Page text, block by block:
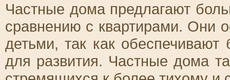
Частные дома предлагают
сравнению с квартирами. Они
детьми, так как
для развития. Частные дома